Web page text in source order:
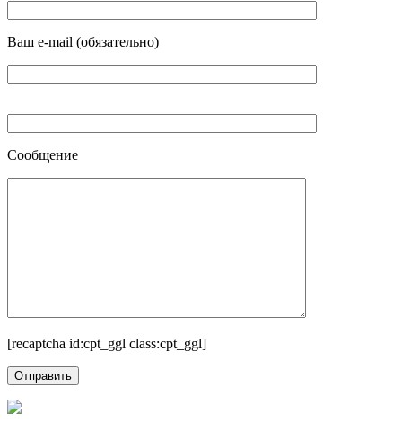
Ваш e-mail (обязательно)
Сообщение
[recaptcha id:cpt_ggl class:cpt_ggl]